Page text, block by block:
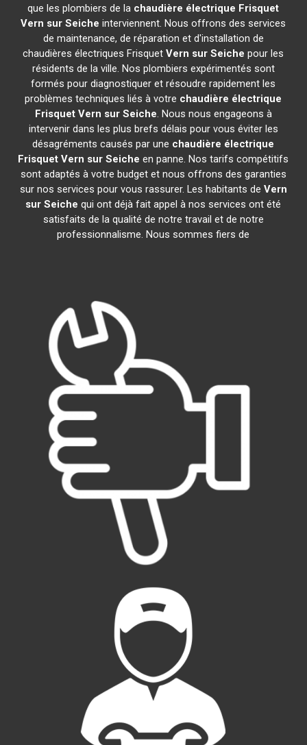
que les plombiers de la chaudière électrique Frisquet
Vern sur Seiche interviennent. Nous offrons des services
de maintenance, de réparation et d'installation de
chaudières électriques FrisquetVern sur Seiche pour les
résidents de la ville. Nos plombiers expérimentés sont
formés pour diagnostiquer et résoudre rapidement les
problèmes techniques liés à votre chaudière électrique
Frisquet Vern sur Seiche. Nous nous engageons à
intervenir dans les plus brefs délais pour vous éviter les
désagréments causés par une chaudière électrique
Frisquet Vern sur Seiche en panne. Nos tarifs compétitifs
sont adaptés à votre budget et nous offrons des garanties
sur nos services pour vous rassurer. Les habitants de Vern
sur Seiche qui ont déjà fait appel à nos services ont été
satisfaits de la qualité de notre travail et de notre
professionnalisme. Nous sommes fiers de